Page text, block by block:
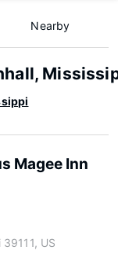
Nearby
Magee Inn
US